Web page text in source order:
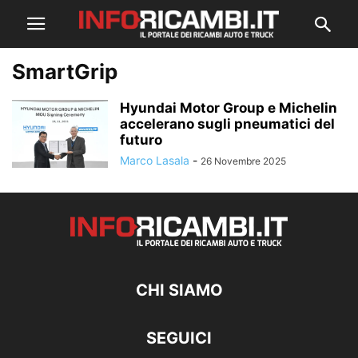
SmartGrip
Hyundai Motor Group e Michelin
accelerano sugli pneumatici del
futuro
Marco Lasala - 26 Novembre 2025
CHI SIAMO
SEGUICI